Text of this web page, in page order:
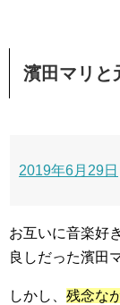
濱田マリと
2019年6月29日
お互いに音楽好
良しだった濱田
しかし、 残念な